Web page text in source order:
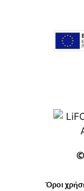
Όροι